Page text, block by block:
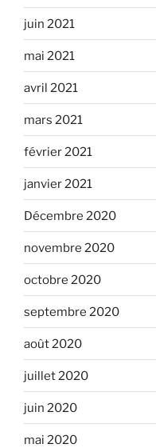
juin 2021
mai 2021
avril 2021
mars 2021
février 2021
janvier 2021
Décembre 2020
novembre 2020
octobre 2020
septembre 2020
août 2020
juillet 2020
juin 2020
mai 2020